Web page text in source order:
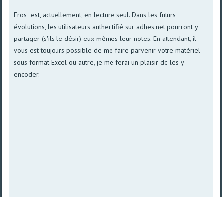
Eros est, actuellement, en lecture seul. Dans les futurs
évolutions, les utilisateurs authentifié sur adhes.net pourront y
partager (s'ils le désir) eux-mêmes leur notes. En attendant, il
vous est toujours possible de me faire parvenir votre matériel
sous format Excel ou autre, je me ferai un plaisir de les y
encoder.